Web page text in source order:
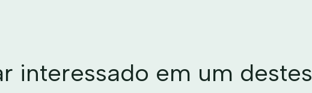
interessado em um destes